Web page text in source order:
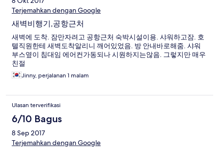
Terjemahkan dengan Google
새벽비행기,공항근처
새벽에 도착. 잠만자려고 공항근처 숙박시설이용. 샤워하고잠. 호
텔직원한테 새벽도착알리니 깨어있었음. 방 안내바로해줌. 샤워
부스옆이 침대임 에어컨가동되나 시원하지는않음. 그렇지만 매우
친절
Jinny, perjalanan 1 malam
Ulasan terverifikasi
6/10 Bagus
8 Sep 2017
Terjemahkan dengan Google